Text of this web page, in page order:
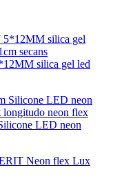
silica gel led
LED neon